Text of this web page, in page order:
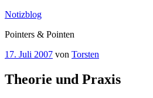
Zum
springen
Notizblog
Pointers & Pointen
Veröffentlicht
17. Juli 2007 von Torsten
Theorie und Praxis